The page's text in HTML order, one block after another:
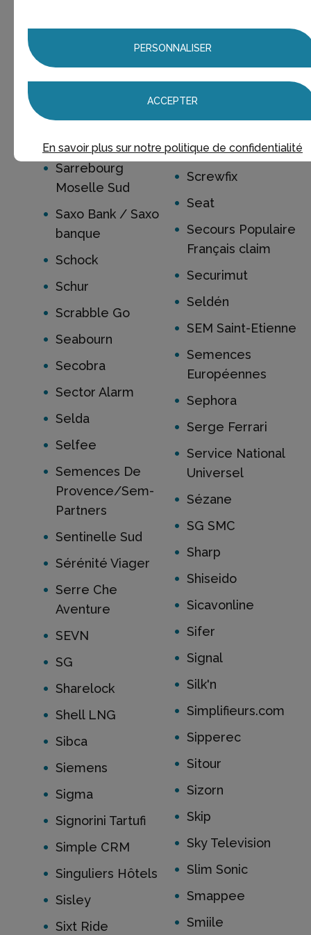
Santiago De Cuba
Sarrebourg
Moselle Sud
Saxo Bank / Saxo
banque
Schock
Schur
Scrabble Go
Seabourn
Secobra
Sector Alarm
Selda
Selfee
Semences De
Provence/Sem-
Partners
Sentinelle Sud
Sérénité Viager
Serre Che
Aventure
SEVN
SG
Sharelock
Shell LNG
Sibca
Siemens
Sigma
Signorini Tartufi
Simple CRM
Singuliers Hôtels
Sisley
Sixt Ride
Saone Et Loire
Sarthe Peinture
SB Construction
Schoepff
Schwarzkopf
Screwfix
Seat
Secours Populaire
Français claim
Securimut
Seldén
SEM Saint-Etienne
Semences
Européennes
Sephora
Serge Ferrari
Service National
Universel
Sézane
SG SMC
Sharp
Shiseido
Sicavonline
Sifer
Signal
Silk'n
Simplifieurs.com
Sipperec
Sitour
Sizorn
Skip
Sky Television
Slim Sonic
Smappee
Smiile
PERSONNALISER
ACCEPTER
En savoir plus sur notre politique de confidentialité